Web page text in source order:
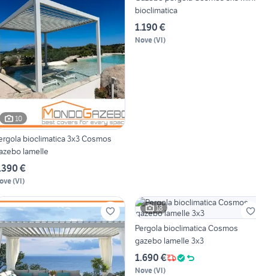
10
bioclimatica 3x3 Cosmos
lamelle
€
(VI)
bioclimatica
1.190 €
Nove(VI)
18
Pergola bioclimatica Cosmos
gazebo lamelle 3x3
1.690 €
Nove(VI)